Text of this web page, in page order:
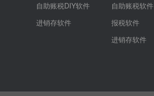
自助账税DIY软件
进销存软件
自助账税软件
报税软件
进销存软件